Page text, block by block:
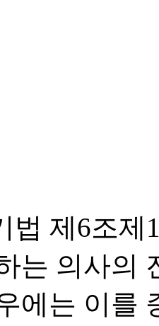
법 제6조
는 의사의
에는 이를